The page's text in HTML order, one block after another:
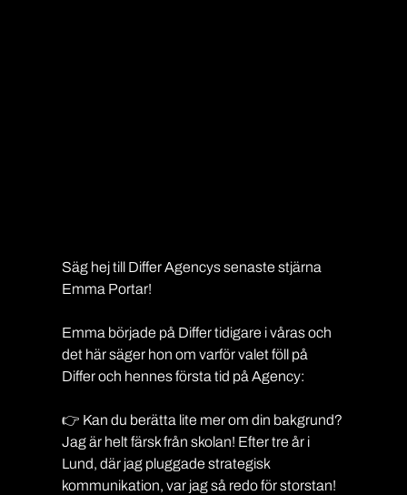
Säg hej till Differ Agencys senaste stjärna
Emma Portar!
Emma började på Differ tidigare i våras och
det här säger hon om varför valet föll på
Differ och hennes första tid på Agency:
👉 Kan du berätta lite mer om din bakgrund?
Jag är helt färsk från skolan! Efter tre år i
Lund, där jag pluggade strategisk
kommunikation, var jag så redo för storstan!